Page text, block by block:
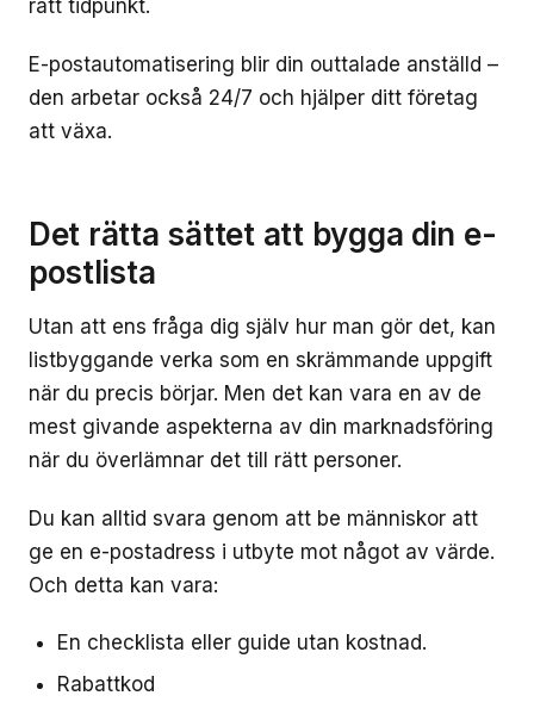
rätt tidpunkt.
E-postautomatisering blir din outtalade anställd –
den arbetar också 24/7 och hjälper ditt företag
att växa.
Det rätta sättet att bygga din e-
postlista
Utan att ens fråga dig själv hur man gör det, kan
listbyggande verka som en skrämmande uppgift
när du precis börjar. Men det kan vara en av de
mest givande aspekterna av din marknadsföring
när du överlämnar det till rätt personer.
Du kan alltid svara genom att be människor att
ge en e-postadress i utbyte mot något av värde.
Och detta kan vara:
En checklista eller guide utan kostnad.
Rabattkod